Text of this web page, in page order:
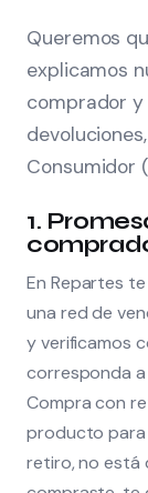
Queremos
explicamos
comprador
Consumidor
1.
En Repartes
una red de
y verificamos
corresponda
Compra con
producto para
retiro, no está